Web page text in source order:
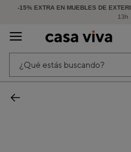
-15% EXTRA EN MUEBLES DE
13h
HASTA -60% DE
¿Qué estás buscando?